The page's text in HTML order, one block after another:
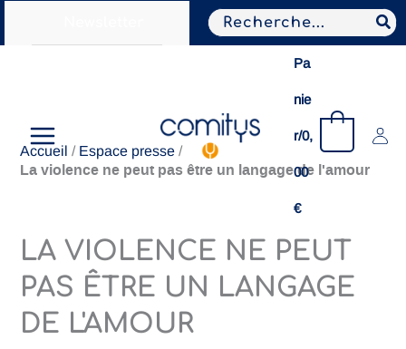
contenu
Search
for:
Pa
nie
r/0,
00
€
Accueil / Espace presse /
La violence ne peut pas être un langage de l'amour
LA VIOLENCE NE PEUT
PAS ÊTRE UN LANGAGE
DE L'AMOUR